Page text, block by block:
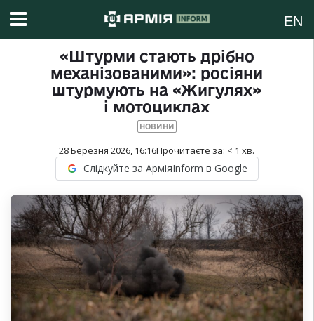
EN
«Штурми стають дрібно
механізованими»: росіяни
штурмують на «Жигулях»
і мотоциклах
НОВИНИ
28 Березня 2026, 16:16Прочитаєте за: < 1 хв.
Слідкуйте за АрміяInform в Google